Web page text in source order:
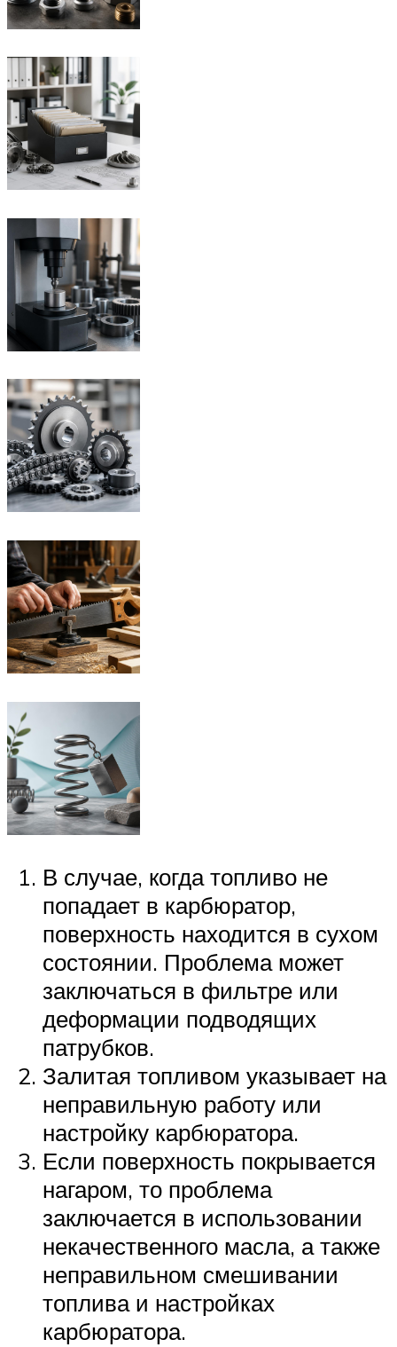
В случае, когда топливо не
попадает в карбюратор,
поверхность находится в сухом
состоянии. Проблема может
заключаться в фильтре или
деформации подводящих
патрубков.
Залитая топливом указывает на
неправильную работу или
настройку карбюратора.
Если поверхность покрывается
нагаром, то проблема
заключается в использовании
некачественного масла, а также
неправильном смешивании
топлива и настройках
карбюратора.